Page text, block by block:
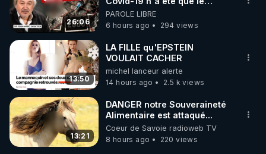
Rendez-vous sur http://rgnr.li/lechoubrave
code : REGENERE10
▶ 30 jours gratuit sur l’application de méditation et
de bien-être ENVOL :
Rendez-vous sur https://www.envol.app/code
le code : REGENERE
26:06
début - L'ARN messager
jusqu où ira-t-il ?
PAROLE LIBRE
6 hours ago
294 views
13:50
LA FILLE qu'EPSTEIN
VOULAIT CACHER
michel lanceur alerte
14 hours ago
2.5 k views
13:21
DANGER notre Souveraineté
Alimentaire est attaqué...
Coeur de Savoie radioweb TV
8 hours ago
220 views